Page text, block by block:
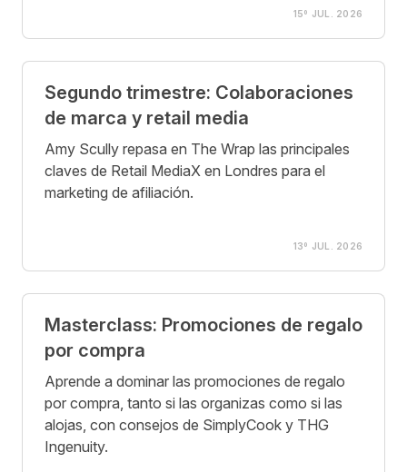
15º JUL. 2026
Segundo trimestre: Colaboraciones
de marca y retail media
Amy Scully repasa en The Wrap las principales
claves de Retail MediaX en Londres para el
marketing de afiliación.
13º JUL. 2026
Masterclass: Promociones de regalo
por compra
Aprende a dominar las promociones de regalo
por compra, tanto si las organizas como si las
alojas, con consejos de SimplyCook y THG
Ingenuity.